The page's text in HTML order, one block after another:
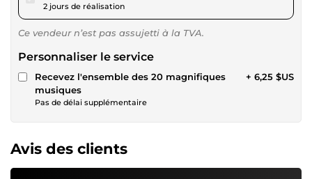
2 jours de réalisation
Ce vendeur n’est pas assujetti à la TVA.
Personnaliser le service
Recevez l'ensemble des 20 magnifiques
musiques
Pas de délai supplémentaire
+ 6,25 $US
Avis des clients